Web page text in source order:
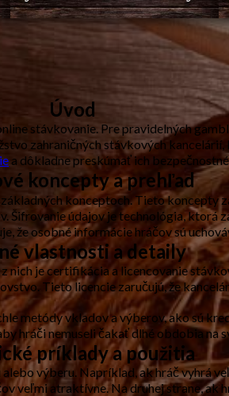
Úvod
stávkovanie. Pre pravidelných
zahraničných stávkových
a dôkladne preskúmať ich
koncepty a prehľad
konceptoch. Tieto koncepty
údajov je technológia, ktorá
že osobné informácie hráčov sú
vlastnosti a detaily
je certifikácia a licencovanie
Tieto licencie zaručujú, že
metódy vkladov a výberov, ako sú
hráči nemuseli čakať dlhé obdobia na
príklady a použitia
výberu. Napríklad, ak hráč vyhrá
veľmi atraktívne. Na druhej strane, ak